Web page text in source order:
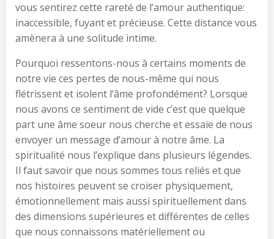
vous sentirez cette rareté de l’amour authentique:
inaccessible, fuyant et précieuse. Cette distance vous
amènera à une solitude intime.
Pourquoi ressentons-nous à certains moments de
notre vie ces pertes de nous-même qui nous
flétrissent et isolent l’âme profondément? Lorsque
nous avons ce sentiment de vide c’est que quelque
part une âme soeur nous cherche et essaie de nous
envoyer un message d’amour à notre âme. La
spiritualité nous l’explique dans plusieurs légendes.
Il faut savoir que nous sommes tous reliés et que
nos histoires peuvent se croiser physiquement,
émotionnellement mais aussi spirituellement dans
des dimensions supérieures et différentes de celles
que nous connaissons matériellement ou